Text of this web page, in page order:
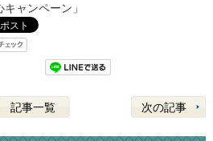
キャンペーン」
記事一覧 次の記事